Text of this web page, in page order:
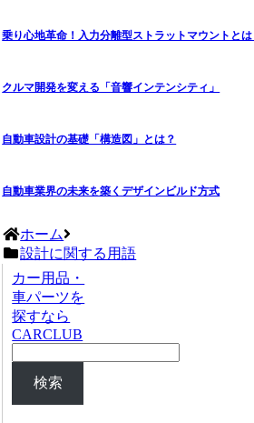
乗り心地革命！入力分離型ストラットマウントとは
クルマ開発を変える「音響インテンシティ」
自動車設計の基礎「構造図」とは？
自動車業界の未来を築くデザインビルド方式
ホーム
設計に関する用語
カー用品・
車パーツを
探すなら
CARCLUB
検索